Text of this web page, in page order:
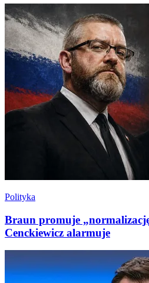
Polityka
Braun promuje
Cenckiewicz alarmuje